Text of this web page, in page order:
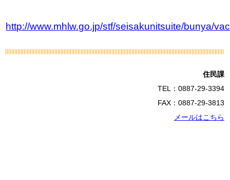
http://www.mhlw.go.jp/stf/seisakunitsuite/bunya/
住民課
TEL：0887-29-3394
FAX：0887-29-3813
メールはこちら